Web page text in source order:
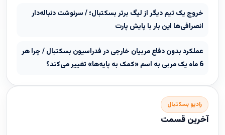
خروج یک تیم دیگر از لیگ برتر بسکتبال؛ / سرنوشت دنباله‌دار
انصرافی‌ها این بار با پایش پارت
عملکرد بدون دفاع مربیان خارجی در فدراسیون بسکتبال / چرا هر
6 ماه یک مربی به اسم «کمک به پایه‌ها» تغییر می‌کند؟
رادیو بسکتبال
آخرین قسمت